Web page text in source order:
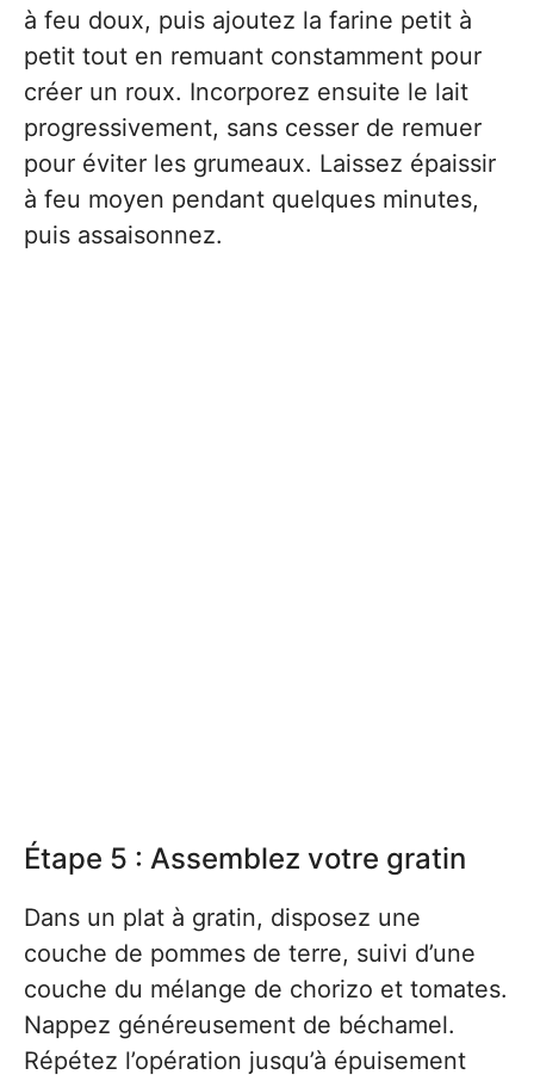
à feu doux, puis ajoutez la farine petit à
petit tout en remuant constamment pour
créer un roux. Incorporez ensuite le lait
progressivement, sans cesser de remuer
pour éviter les grumeaux. Laissez épaissir
à feu moyen pendant quelques minutes,
puis assaisonnez.
Étape 5 : Assemblez votre gratin
Dans un plat à gratin, disposez une
couche de pommes de terre, suivi d’une
couche du mélange de chorizo et tomates.
Nappez généreusement de béchamel.
Répétez l’opération jusqu’à épuisement